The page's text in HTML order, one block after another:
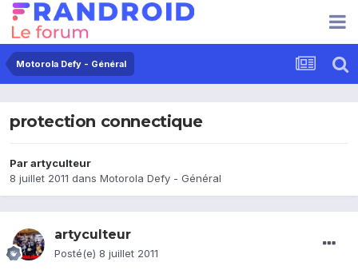
Motorola Defy - Général
protection connectique
Parartyculteur
8 juillet 2011 dans Motorola Defy - Général
artyculteur
Posté(e) 8 juillet 2011